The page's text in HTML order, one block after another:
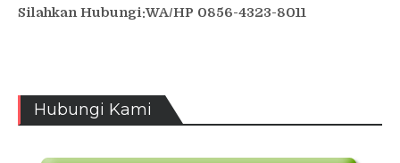
Silahkan Hubungi:WA/HP 0856-4323-8011
Hubungi Kami